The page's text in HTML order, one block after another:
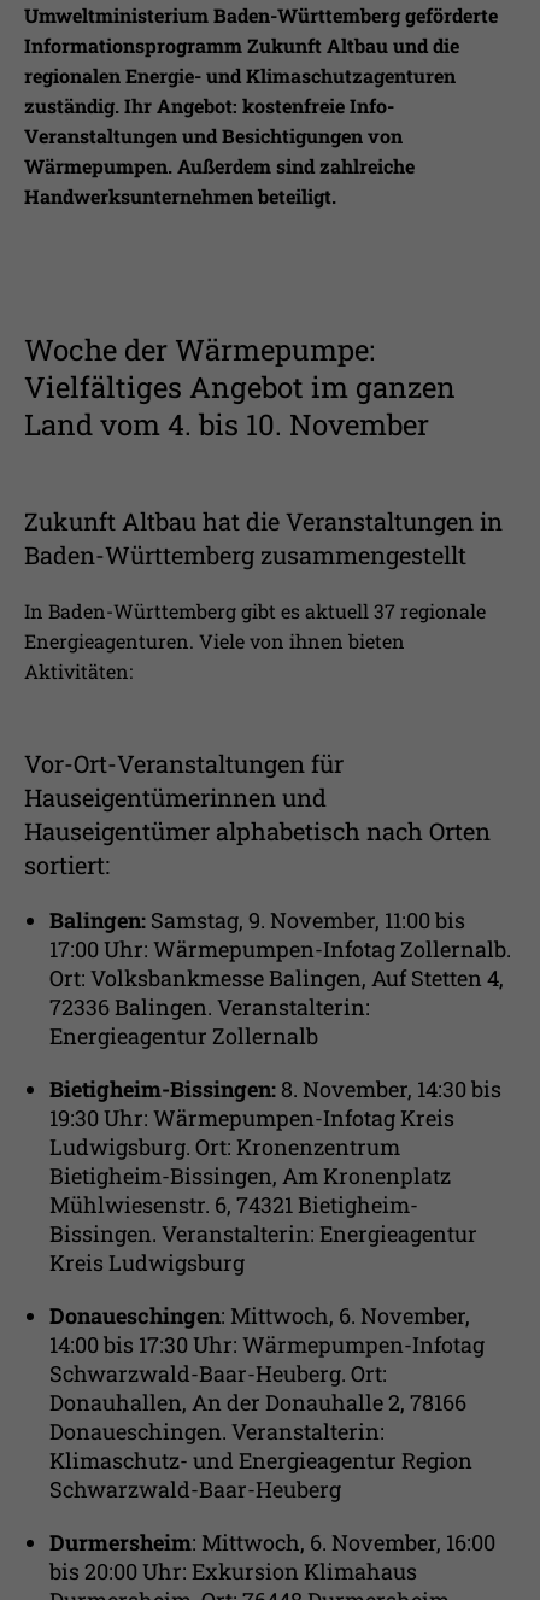
Umweltministerium Baden-Württemberg geförderte
Informationsprogramm Zukunft Altbau und die
regionalen Energie- und Klimaschutzagenturen
zuständig. Ihr Angebot: kostenfreie Info-
Veranstaltungen und Besichtigungen von
Wärmepumpen. Außerdem sind zahlreiche
Handwerksunternehmen beteiligt.
Woche der Wärmepumpe:
Vielfältiges Angebot im ganzen
Land vom 4. bis 10. November
Zukunft Altbau hat die Veranstaltungen in
Baden-Württemberg zusammengestellt
In Baden-Württemberg gibt es aktuell 37 regionale
Energieagenturen. Viele von ihnen bieten
Aktivitäten:
Vor-Ort-Veranstaltungen für
Hauseigentümerinnen und
Hauseigentümer alphabetisch nach Orten
sortiert:
Balingen: Samstag, 9. November, 11:00 bis
17:00 Uhr: Wärmepumpen-Infotag Zollernalb.
Ort: Volksbankmesse Balingen, Auf Stetten 4,
72336 Balingen. Veranstalterin:
Energieagentur Zollernalb
Bietigheim-Bissingen: 8. November, 14:30 bis
19:30 Uhr: Wärmepumpen-Infotag Kreis
Ludwigsburg. Ort: Kronenzentrum
Bietigheim-Bissingen, Am Kronenplatz
Mühlwiesenstr. 6, 74321 Bietigheim-
Bissingen. Veranstalterin: Energieagentur
Kreis Ludwigsburg
Donaueschingen: Mittwoch, 6. November,
14:00 bis 17:30 Uhr: Wärmepumpen-Infotag
Schwarzwald-Baar-Heuberg. Ort:
Donauhallen, An der Donauhalle 2, 78166
Donaueschingen. Veranstalterin:
Klimaschutz- und Energieagentur Region
Schwarzwald-Baar-Heuberg
Durmersheim: Mittwoch, 6. November, 16:00
bis 20:00 Uhr: Exkursion Klimahaus
Zweck
Erfasst Statistiken über Besuche des
Benutzers auf der Webseite, wie z.B. die
Anzahl der Besuche, durchschnittliche
Verweildauer auf der Webseite und
welche Seiten gelesen wurden.
Laufzeit 30 Min.
Zweck
Wird verwendet, im Seitenaufrufe des
Besuchers während der Sitzung
Ihnen zusätzliche Informationen anzubieten.